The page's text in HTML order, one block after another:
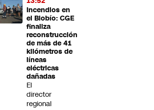
Incendios en
el Biobío: CGE
finaliza
reconstrucción
de más de 41
kilómetros de
líneas
eléctricas
dañadas
El
director
regional